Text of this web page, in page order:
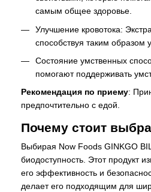
самым общее здоровье.
Улучшение кровотока:
способствуя таким образом
Состояние умственных
помогают поддерживать
Рекомендация по приему:
предпочтительно с едой.
Почему стоит
Выбирая Now Foods GINKGO
биодоступность. Этот продукт
его эффективность и
делает его подходящим для